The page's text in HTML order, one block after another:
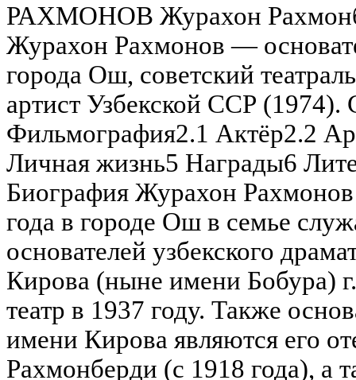
РАХМОНОВ Журахон
Журахон Рахмонов —
города Ош, советский
артист Узбекской ССР
Фильмография2.1 Актёр2.2
Личная жизнь5 Награды6
Биография Журахон Рахмонов
года в городе Ош в семье
основателей узбекского
Кирова (ныне имени Бобура)
театр в 1937 году. Также
имени Кирова являются его
Рахмонберди (с 1918 года), а